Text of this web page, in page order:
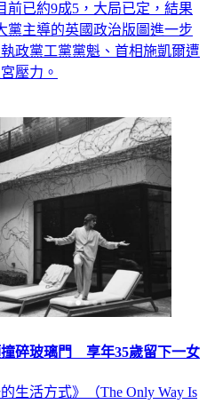
前已約9成5，大局已定，結果
黨主導的英國政治版圖進一步
政黨工黨黨魁、首相施凱爾遭
壓力。
碎玻璃門 享年35歲留下一女
生活方式》（The Only Way Is